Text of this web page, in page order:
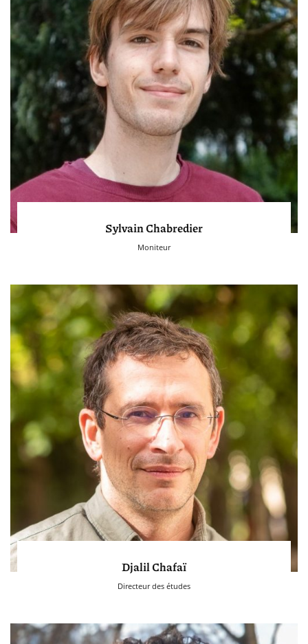
Sylvain Chabredier
Moniteur
Djalil Chafaï
Directeur des études